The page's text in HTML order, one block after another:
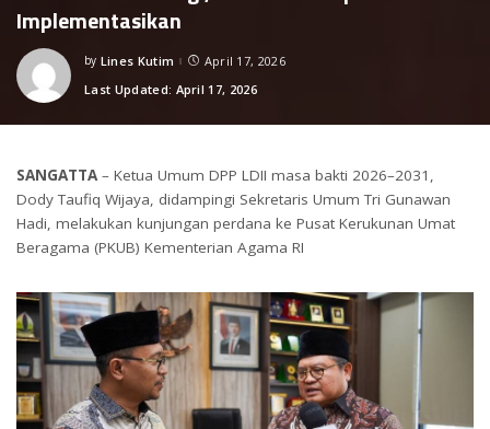
Implementasikan
Posted
by Lines Kutim
April 17, 2026
Last Updated: April 17, 2026
SANGATTA – Ketua Umum DPP LDII masa bakti 2026–2031,
Dody Taufiq Wijaya, didampingi Sekretaris Umum Tri Gunawan
Hadi, melakukan kunjungan perdana ke Pusat Kerukunan Umat
Beragama (PKUB) Kementerian Agama RI